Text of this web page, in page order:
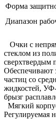
Форма
Диапазон
Очки с
стеклом из
сверхтвердым
Обеспечивают
частиц со
жидкостей,
брызг
Мягкий
Регулируемая